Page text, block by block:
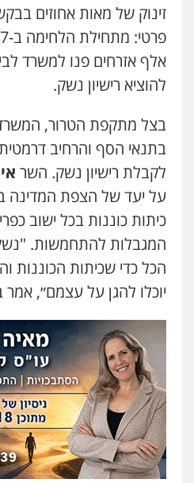
פלילי עורכי דין
סמים רכוש
0548009246
עדי כרמלי –
0525060666
גיא זהבי משרד
פלילי משפחה
503456449
עו"ד איהאב
אסירים
אייל בן שושן,
פלילי מעצרים
נוער רישום פלילי
0522763105
עו"ד שלומי
פלילי צבאי
זינוק של מאות אחוזים
אלף אזרחים פנו למשרד
להוציא רישיון נשק.
בצל מתקפת הטרור, המשרד
בתנאי הסף והרחיב
לקבלת רישיון נשק. השר
על יעד של הצפת המדינה
כיתות כוננות בכל ישוב
המגבלות להתחמשות.
הכל כדי שכיתות הכוננות
יוכלו להגן על עצמם״, אמר